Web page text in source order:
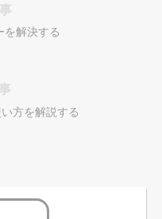
を解決する
方を解説する